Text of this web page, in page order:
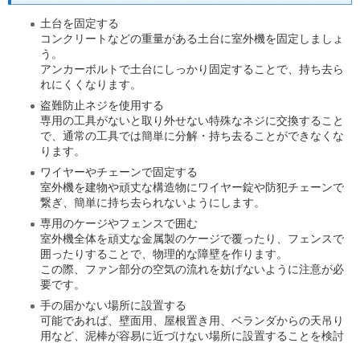
土台を固定する
コンクリートなどの重量がある土台に室外機を固定しましょ
う。
アンカーボルトで土台にしっかり固定することで、持ち去ら
れにくくなります。
盗難防止ネジを使用する
専用の工具がないと取り外せない特殊なネジに交換すること
で、通常の工具では簡単に分解・持ち去ることができなくな
ります。
ワイヤーやチェーンで固定する
室外機を建物や頑丈な構造物にワイヤー錠や防犯チェーンで
繋ぎ、簡単に持ち去られないようにします。
専用のケージやフェンスで囲む
室外機全体を頑丈な金属製のケージで覆ったり、フェンスで
囲ったりすることで、物理的な障壁を作ります。
この際、ファン部分の空気の流れを妨げないように注意が必
要です。
手の届かない場所に設置する
可能であれば、壁面用、屋根置き用、ベランダからの天吊り
用など、泥棒が容易に近づけない場所に設置することを検討